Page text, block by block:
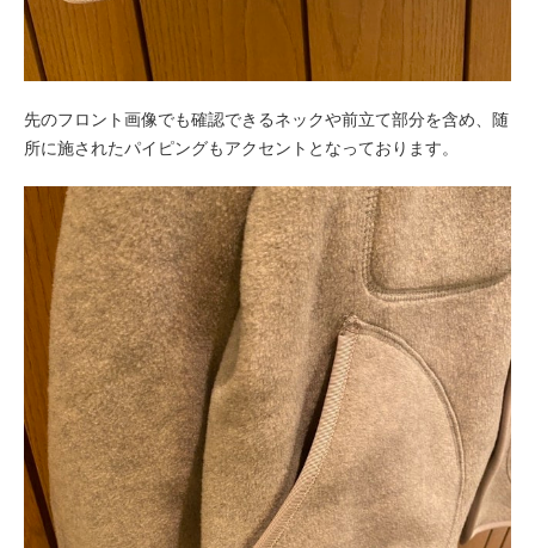
先のフロント画像でも確認できるネックや前立て部分を含め、随
所に施されたパイピングもアクセントとなっております。